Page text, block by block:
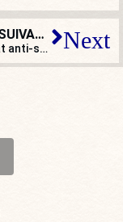
ARTICLE SUIVANT
Un candidat anti-système à la présidence ukrainienne Next